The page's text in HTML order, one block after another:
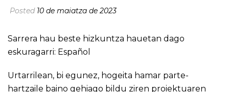
Posted 10 de maiatza de 2023
Sarrera hau beste hizkuntza hauetan dago
eskuragarri: Español
Urtarrilean, bi egunez, hogeita hamar parte-
hartzaile baino gehiago bildu ziren proiektuaren